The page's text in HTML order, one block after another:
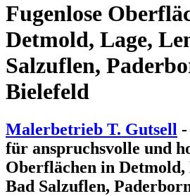
Fugenlose
Detmold, Lage,
Salzuflen,
Bielefeld
Malerbetrieb T. Gutsell
für anspruchsvolle und
Oberflächen in Detmold,
Bad Salzuflen,